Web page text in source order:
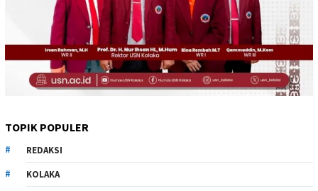
TOPIK POPULER
REDAKSI
KOLAKA